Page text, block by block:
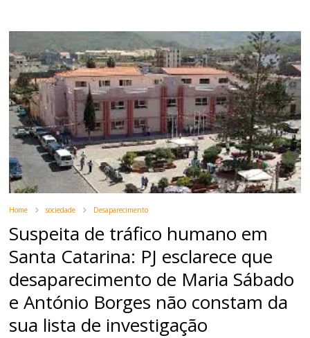
Home sociedade Desaparecimento
Suspeita de tráfico humano em
Santa Catarina: PJ esclarece que
desaparecimento de Maria Sábado
e António Borges não constam da
sua lista de investigação